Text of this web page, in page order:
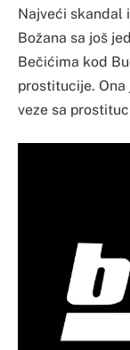
Najveći skandal
Božana sa još
Bečićima kod
prostitucije.
veze sa